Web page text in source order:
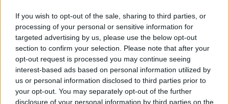
If you wish to opt-out of the sale, sharing to third parties, or
processing of your personal or sensitive information for
targeted advertising by us, please use the below opt-out
section to confirm your selection. Please note that after your
opt-out request is processed you may continue seeing
interest-based ads based on personal information utilized by
us or personal information disclosed to third parties prior to
your opt-out. You may separately opt-out of the further
disclosure of your personal information by third parties on the
Visi įrašai
Žiūrimiausi įrašai